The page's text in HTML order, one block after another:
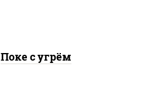
Поке с угрём